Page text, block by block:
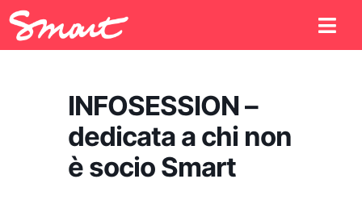
INFOSESSION –
dedicata a chi non
è socio Smart